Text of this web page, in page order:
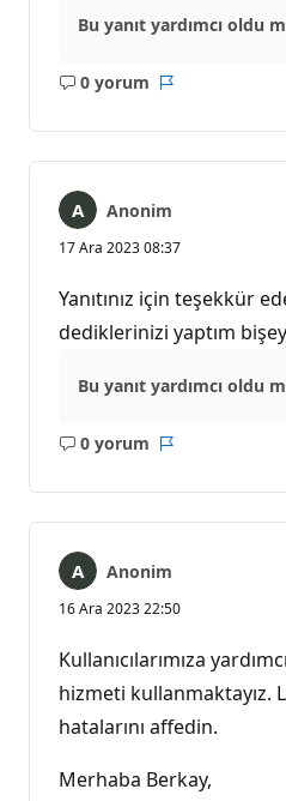
Bu yanıt yardımcı oldu
0 yorum
Açıklama
Anonim
17 Ara 2023 08:37
Yanıtınız için teşekkür
dediklerinizi yaptım
Bu yanıt yardımcı oldu
0 yorum
Açıklama
Anonim
16 Ara 2023 22:50
Kullanıcılarımıza
hizmeti kullanmaktayız.
hatalarını affedin.
Merhaba Berkay,